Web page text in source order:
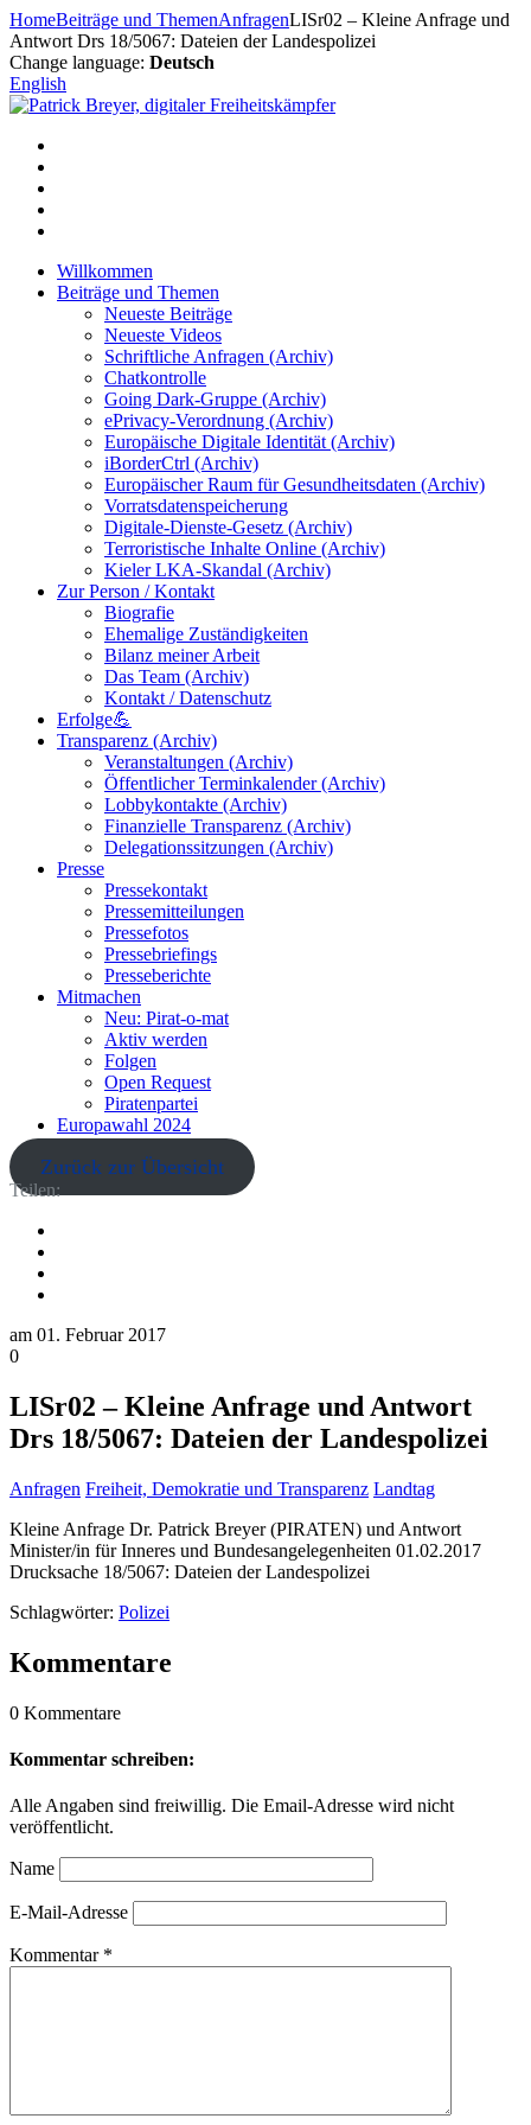
Zum
Inhalt
springen
HomeBeiträge und ThemenAnfragenLISr02 – Kleine Anfrage und
Antwort Drs 18/5067: Dateien der Landespolizei
Change language: Deutsch
English
Willkommen
Beiträge und Themen
Neueste Beiträge
Neueste Videos
Schriftliche Anfragen (Archiv)
Chatkontrolle
Going Dark-Gruppe (Archiv)
ePrivacy-Verordnung (Archiv)
Europäische Digitale Identität (Archiv)
iBorderCtrl (Archiv)
Europäischer Raum für Gesundheitsdaten (Archiv)
Vorratsdatenspeicherung
Digitale-Dienste-Gesetz (Archiv)
Terroristische Inhalte Online (Archiv)
Kieler LKA-Skandal (Archiv)
Zur Person / Kontakt
Biografie
Ehemalige Zuständigkeiten
Bilanz meiner Arbeit
Das Team (Archiv)
Kontakt / Datenschutz
Erfolge💪
Transparenz (Archiv)
Veranstaltungen (Archiv)
Öffentlicher Terminkalender (Archiv)
Lobbykontakte (Archiv)
Finanzielle Transparenz (Archiv)
Delegationssitzungen (Archiv)
Presse
Pressekontakt
Pressemitteilungen
Pressefotos
Pressebriefings
Presseberichte
Mitmachen
Neu: Pirat-o-mat
Aktiv werden
Folgen
Open Request
Piratenpartei
Europawahl 2024
Zurück zur Übersicht
Teilen:
am 01. Februar 2017
0
LISr02 – Kleine Anfrage und Antwort
Drs 18/5067: Dateien der Landespolizei
Anfragen Freiheit, Demokratie und Transparenz Landtag
Kleine Anfrage Dr. Patrick Breyer (PIRATEN) und Antwort
Minister/in für Inneres und Bundesangelegenheiten 01.02.2017
Drucksache 18/5067: Dateien der Landespolizei
Schlagwörter: Polizei
Kommentare
0 Kommentare
Kommentar schreiben:
Alle Angaben sind freiwillig. Die Email-Adresse wird nicht
veröffentlicht.
Name
E-Mail-Adresse
Kommentar *